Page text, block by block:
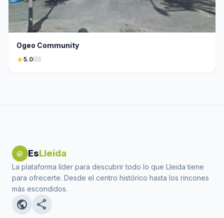
Ogeo Community
star5.0(0)
explore EsLleida
La plataforma líder para descubrir todo lo que Lleida tiene
para ofrecerte. Desde el centro histórico hasta los rincones
más escondidos.
public share